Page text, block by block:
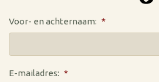
Voor- en achternaam: *
E-mailadres: *